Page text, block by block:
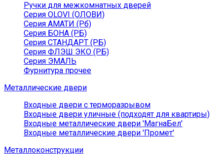
Ручки для межкомнатных дверей
Серия OLOVI (ОЛОВИ)
Серия АМАТИ (Рб)
Серия БОНА (РБ)
Серия СТАНДАРТ (РБ)
Серия ФЛЭШ ЭКО (РБ)
Серия ЭМАЛЬ
Фурнитура прочее
Металлические двери
Входные двери с терморазрывом
Входные двери уличные (подходят для квартиры)
Входные металлические двери 'МагнаБел'
Входные металлические двери 'Промет'
Металлоконструкции